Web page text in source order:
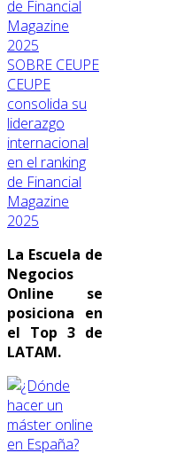
SOBRE CEUPE
CEUPE
consolida su
liderazgo
internacional
en el ranking
de Financial
Magazine
2025
La Escuela de
Negocios
Online se
posiciona en
el Top 3 de
LATAM.